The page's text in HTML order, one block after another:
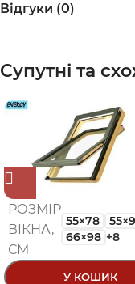
Відгуки (0)
Супутні та
РОЗМІР
ВІКНА,
СМ
55×78
66×98 +8
У КОШИК